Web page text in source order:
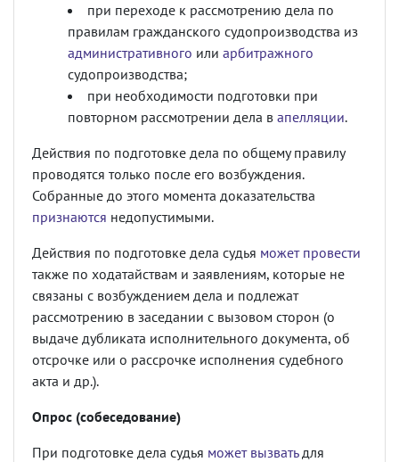
при переходе к рассмотрению дела по
правилам гражданского судопроизводства из
административного или арбитражного
судопроизводства;
при необходимости подготовки при
повторном рассмотрении дела в апелляции.
Действия по подготовке дела по общему правилу
проводятся только после его возбуждения.
Собранные до этого момента доказательства
признаются недопустимыми.
Действия по подготовке дела судья может провести
также по ходатайствам и заявлениям, которые не
связаны с возбуждением дела и подлежат
рассмотрению в заседании с вызовом сторон (о
выдаче дубликата исполнительного документа, об
отсрочке или о рассрочке исполнения судебного
акта и др.).
Опрос (собеседование)
При подготовке дела судья может вызватьдля